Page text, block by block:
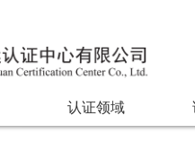
认证领域